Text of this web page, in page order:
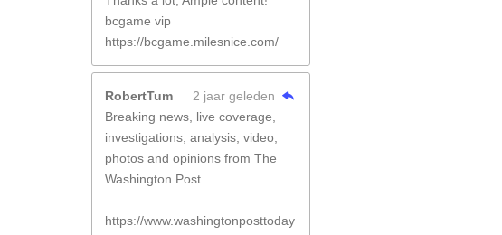
bcgame vip
https://bcgame.milesnice.com/
RobertTum
2 jaar geleden
Breaking news, live coverage,
investigations, analysis, video,
photos and opinions from The
Washington Post.
https://www.washingtonposttoday